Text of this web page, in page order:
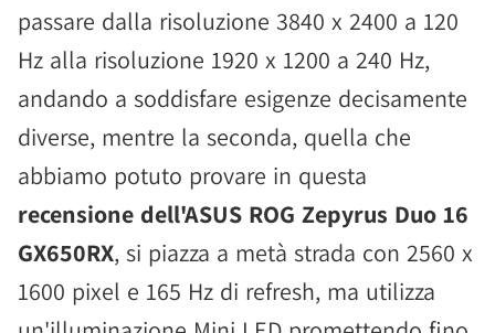
passare dalla risoluzione 3840 x 2400 a 120
Hz alla risoluzione 1920 x 1200 a 240 Hz,
andando a soddisfare esigenze decisamente
diverse, mentre la seconda, quella che
abbiamo potuto provare in questa
recensione dell'ASUS ROG Zepyrus Duo 16
GX650RX, si piazza a metà strada con 2560 x
1600 pixel e 165 Hz di refresh, ma utilizza